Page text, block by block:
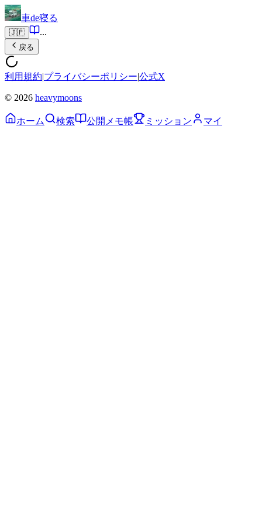
車de寝る
🇯🇵 ...
戻る
利用規約|プライバシーポリシー|公式X
© 2026 heavymoons
ホーム 検索 公開メモ帳 ミッション マイ